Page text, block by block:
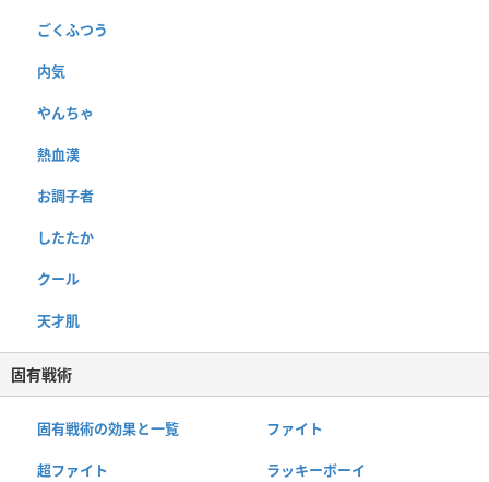
ごくふつう
内気
やんちゃ
熱血漢
お調子者
したたか
クール
天才肌
固有戦術
固有戦術の効果と一覧 ファイト
超ファイト ラッキーボーイ